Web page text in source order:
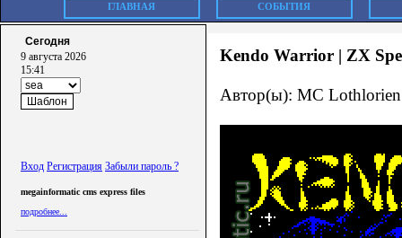
ГЛАВНАЯ СОБЫТИЯ
Сегодня
9 августа 2026
15:41
Вход Регистрация Забыли пароль ?
megainformatic cms express files
подробнее...
Kendo Warrior | ZX
Автор(ы): MC